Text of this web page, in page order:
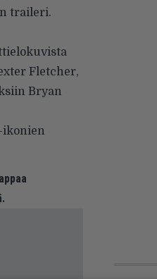
traileri.
Fletcher,
Bryan
ikonien